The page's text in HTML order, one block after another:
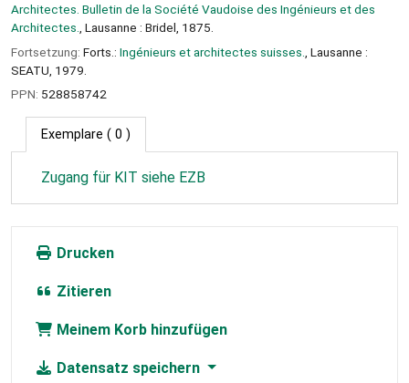
Architectes. Bulletin de la Société Vaudoise des Ingénieurs et des
Architectes.
, Lausanne : Bridel, 1875.
Fortsetzung: Forts.: Ingénieurs et architectes suisses.
, Lausanne :
SEATU, 1979.
PPN: 528858742
Exemplare ( 0 )
Zugang für KIT siehe EZB
Drucken
Zitieren
Meinem Korb hinzufügen
Datensatz speichern